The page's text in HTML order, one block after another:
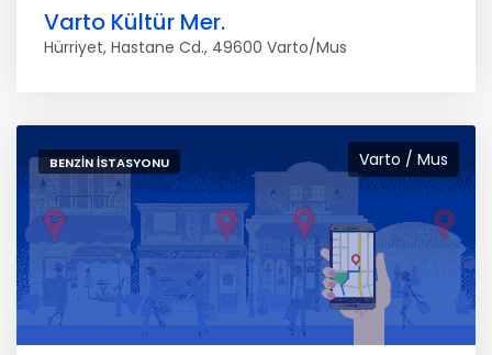
Varto Kültür Mer.
Hürriyet, Hastane Cd., 49600 Varto/Mus
Varto / Mus
BENZIN İSTASYONU